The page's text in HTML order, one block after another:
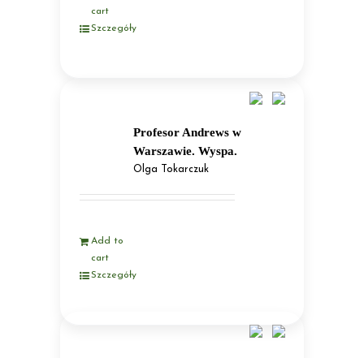
cart
Szczegóły
Profesor Andrews w
Warszawie. Wyspa.
Olga Tokarczuk
Add to
cart
Szczegóły